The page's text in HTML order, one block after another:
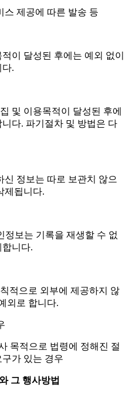
스 제공에 따른 발송 등
이 달성된 후에는 예외 없이
.
및 이용목적이 달성된 후에
다. 파기절차 및 방법은 다
정보는 따로 보관치 않으
제됩니다.
정보는 기록을 재생할 수 없
니다.
적으로 외부에 제공하지 않
외로 합니다.
목적으로 법령에 정해진 절
가 있는 경우
그 행사방법